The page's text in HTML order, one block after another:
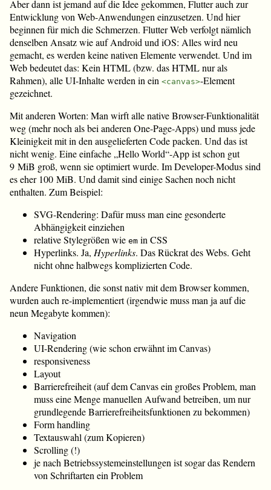
Aber dann ist jemand auf die Idee gekommen, Flutter auch zur
Entwicklung von Web-Anwendungen einzusetzen. Und hier
beginnen für mich die Schmerzen. Flutter Web verfolgt nämlich
denselben Ansatz wie auf Android und iOS: Alles wird neu
gemacht, es werden keine nativen Elemente verwendet. Und im
Web bedeutet das: Kein HTML (bzw. das HTML nur als
Rahmen), alle UI-Inhalte werden in ein <canvas>-Element
gezeichnet.
Mit anderen Worten: Man wirft alle native Browser-Funktionalität
weg (mehr noch als bei anderen One-Page-Apps) und muss jede
Kleinigkeit mit in den ausgelieferten Code packen. Und das ist
nicht wenig. Eine einfache „Hello World“-App ist schon gut
9 MiB groß, wenn sie optimiert wurde. Im Developer-Modus sind
es eher 100 MiB. Und damit sind einige Sachen noch nicht
enthalten. Zum Beispiel:
SVG-Rendering: Dafür muss man eine gesonderte
Abhängigkeit einziehen
relative Stylegrößen wie em in CSS
Hyperlinks. Ja, Hyperlinks. Das Rückrat des Webs. Geht
nicht ohne halbwegs komplizierten Code.
Andere Funktionen, die sonst nativ mit dem Browser kommen,
wurden auch re-implementiert (irgendwie muss man ja auf die
neun Megabyte kommen):
Navigation
UI-Rendering (wie schon erwähnt im Canvas)
responsiveness
Layout
Barrierefreiheit (auf dem Canvas ein großes Problem, man
muss eine Menge manuellen Aufwand betreiben, um nur
grundlegende Barrierefreiheitsfunktionen zu bekommen)
Form handling
Textauswahl (zum Kopieren)
Scrolling (!)
je nach Betriebssystemeinstellungen ist sogar das Rendern
von Schriftarten ein Problem